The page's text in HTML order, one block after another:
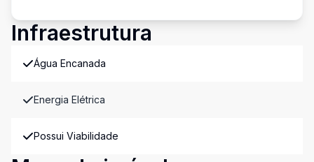
Infraestrutura
Água Encanada
Energia Elétrica
Possui Viabilidade